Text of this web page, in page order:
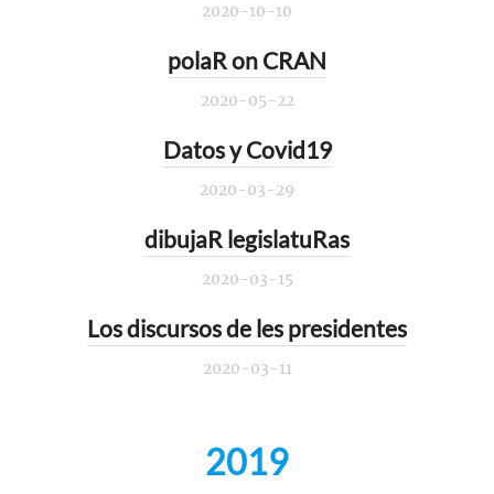
2020-10-10
polaR on CRAN
2020-05-22
Datos y Covid19
2020-03-29
dibujaR legislatuRas
2020-03-15
Los discursos de les presidentes
2020-03-11
2019